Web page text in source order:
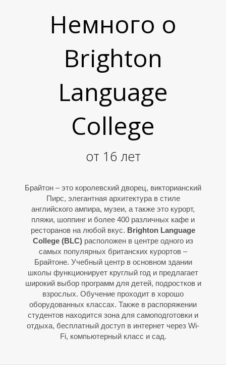
Л
Немного о
Brighton
Language
College
от 16 лет
Брайтон – это королевский дворец, викторианский
Пирс, элегантная архитектура в стиле
английского ампира, музеи, а также это курорт,
пляжи, шоппинг и более 400 различных кафе и
ресторанов на любой вкус. Brighton Language
College (BLC) расположен в центре одного из
самых популярных британских курортов –
Брайтоне. Учебный центр в основном здании
школы функционирует круглый год и предлагает
широкий выбор программ для детей, подростков и
взрослых. Обучение проходит в хорошо
оборудованных классах. Также в распоряжении
студентов находится зона для самоподготовки и
отдыха, бесплатный доступ в интернет через Wi-
Fi, компьютерный класс и сад.
Л